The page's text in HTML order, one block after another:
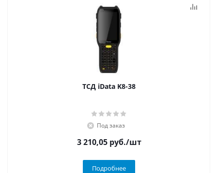
ТСД iData K8-38
Под заказ
3 210,05руб./шт
Подробнее